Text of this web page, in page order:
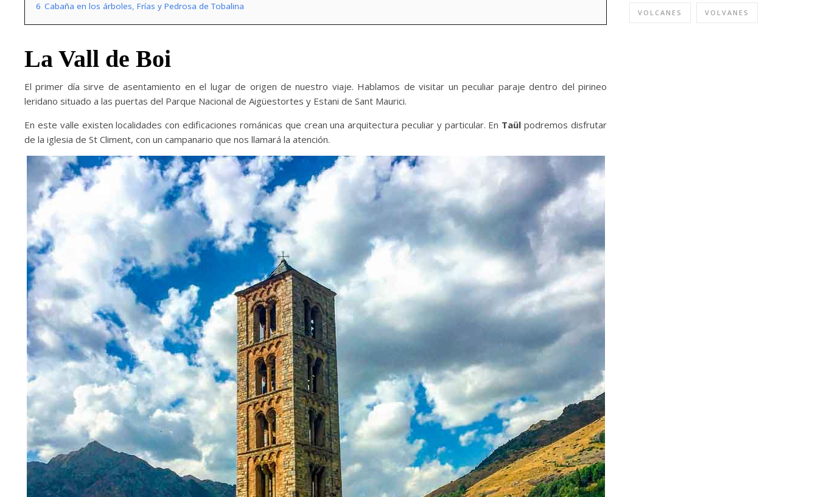
6 Cabaña en los árboles, Frías y Pedrosa de Tobalina
La Vall de Boi
El primer día sirve de asentamiento en el lugar de origen de nuestro viaje. Hablamos de visitar un peculiar paraje dentro del pirineo
leridano situado a las puertas del Parque Nacional de Aigüestortes y Estani de Sant Maurici.
En este valle existen localidades con edificaciones románicas que crean una arquitectura peculiar y particular. En Taül podremos disfrutar
de la iglesia de St Climent, con un campanario que nos llamará la atención.
VOLCANES VOLVANES